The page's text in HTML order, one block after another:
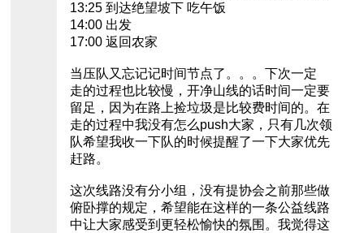
13:25 到达绝望坡下 吃午饭
14:00 出发
17:00 返回农家
当压队又忘记记时间节点了。。。下次一定
走的过程也比较慢，开净山线的话时间一定要
留足，因为在路上捡垃圾是比较费时间的。在
走的过程中我没有怎么push大家，只有几次领
队希望我收一下队的时候提醒了一下大家优先
赶路。
这次线路没有分小组，没有提协会之前那些做
俯卧撑的规定，希望能在这样的一条公益线路
中让大家感受到更轻松愉快的氛围。我觉得这